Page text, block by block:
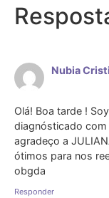
Nubia
Olá! Boa tarde !
diagnósticado
agradeço a
ótimos para nos
obgda
Responder